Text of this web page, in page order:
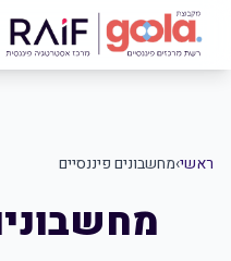
ראשי›מחשבונים פיננסיים